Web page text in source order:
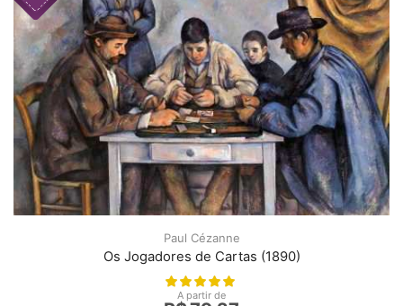
Paul Cézanne
Os Jogadores de Cartas (1890)
A partir de